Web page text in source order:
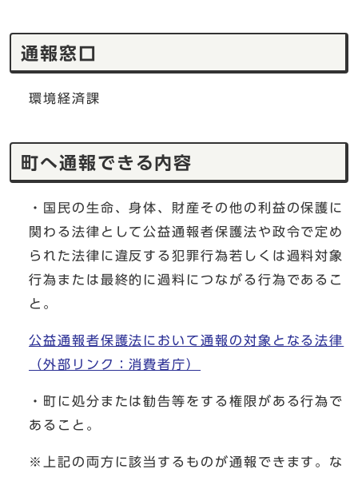
通報窓口
環境経済課
町へ通報できる内容
・国民の生命、身体、財産その他の利益の保護に
関わる法律として公益通報者保護法や政令で定め
られた法律に違反する犯罪行為若しくは過料対象
行為または最終的に過料につながる行為であるこ
と。
公益通報者保護法において通報の対象となる法律
（外部リンク：消費者庁）
・町に処分または勧告等をする権限がある行為で
あること。
※上記の両方に該当するものが通報できます。な